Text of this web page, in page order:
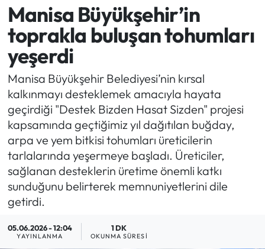
Manisa Büyükşehir’in
toprakla buluşan tohumları
yeşerdi
Manisa Büyükşehir Belediyesi’nin kırsal
kalkınmayı desteklemek amacıyla hayata
geçirdiği "Destek Bizden Hasat Sizden" projesi
kapsamında geçtiğimiz yıl dağıtılan buğday,
arpa ve yem bitkisi tohumları üreticilerin
tarlalarında yeşermeye başladı. Üreticiler,
sağlanan desteklerin üretime önemli katkı
sunduğunu belirterek memnuniyetlerini dile
getirdi.
05.06.2026 - 12:04
YAYINLANMA
1 DK
OKUNMA SÜRESI
Son Dakika Haberleri
Haber Arşivi